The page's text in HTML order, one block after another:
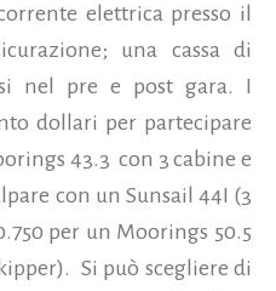
elettrica presso il
una cassa di
nel pre e post gara. I
dollari per partecipare
43.3 con 3 cabine e
con un Sunsail 44I (3
per un Moorings 50.5
Si può scegliere di